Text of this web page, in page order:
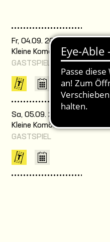
Fr, 04.09. 20:00 Uhr /
Kleine Komödie Warnemünde
GASTSPIEL
Sa, 05.09. 20:00 Uhr /
Kleine Komödie Warnemünde
GASTSPIEL